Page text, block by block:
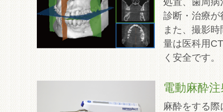
診断・治療が
また、撮影
量は医科用
く安全です。
電動麻酔
麻酔をする